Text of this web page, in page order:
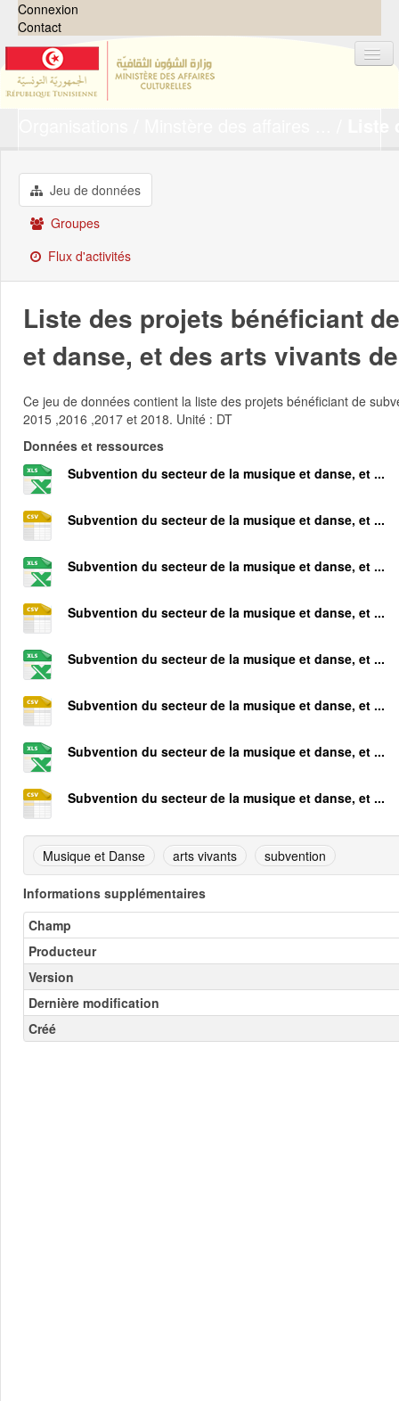
Connexion
Contact
Groupes
Demandes
À propos
Jeu de données
Groupes
Flux d'activités
Liste des projets bénéficiant
et danse, et des arts vivants
Ce jeu de données contient la liste des projets bénéficiant de
2015 ,2016 ,2017 et 2018. Unité : DT
Données et ressources
Subvention du secteur de la musique et danse, et ...
Subvention du secteur de la musique et danse, et ...
Subvention du secteur de la musique et danse, et ...
Subvention du secteur de la musique et danse, et ...
Subvention du secteur de la musique et danse, et ...
Subvention du secteur de la musique et danse, et ...
Subvention du secteur de la musique et danse, et ...
Subvention du secteur de la musique et danse, et ...
Musique et Danse arts vivants subvention
Informations supplémentaires
Champ
Producteur
Version
Dernière modification
Créé